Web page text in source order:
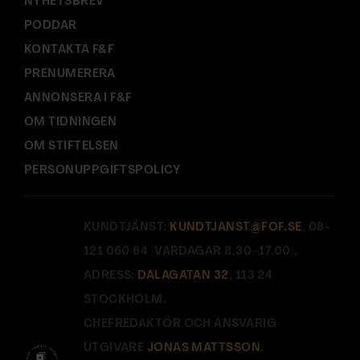
PODDAR
KONTAKTA F&F
PRENUMERERA
ANNONSERA I F&F
OM TIDNINGEN
OM STIFTELSEN
PERSONUPPGIFTSPOLICY
KUNDTJÄNST: KUNDTJANST@FOF.SE , 08-
121 060 64 (VARDAGAR 8.30–17.00).
ADRESS: DALAGATAN 32 , 113 24
STOCKHOLM.
CHEFREDAKTÖR OCH ANSVARIG
UTGIVARE JONAS MATTSSON .